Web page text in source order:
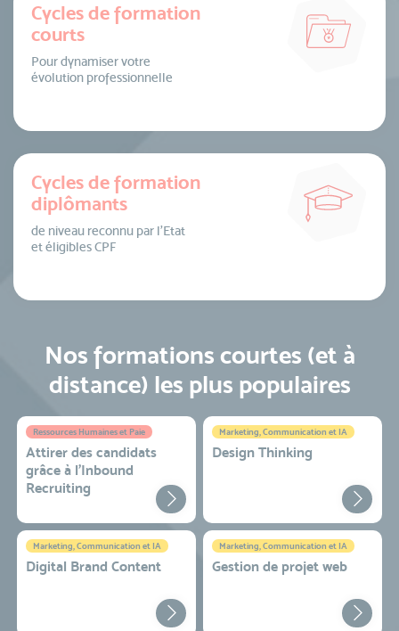
Cycles de formation
courts
Pour dynamiser votre
évolution professionnelle
Cycles de formation
diplômants
de niveau reconnu par l’Etat
et éligibles CPF
Nos formations courtes (et à
distance) les plus populaires
Ressources Humaines et Paie
Attirer des candidats
grâce à l’Inbound
Recruiting
Marketing, Communication et IA
Design Thinking
Marketing, Communication et IA
Digital Brand Content
Marketing, Communication et IA
Gestion de projet web